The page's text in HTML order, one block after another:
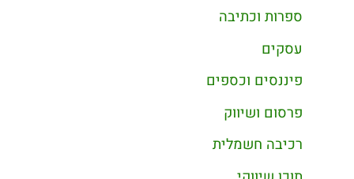
ספרות וכתיבה
עסקים
פיננסים וכספים
פרסום ושיווק
רכיבה חשמלית